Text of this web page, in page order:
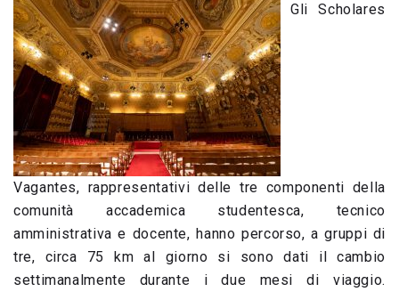
Gli Scholares
Vagantes, rappresentativi delle tre componenti della
comunità accademica studentesca, tecnico
amministrativa e docente, hanno percorso, a gruppi di
tre, circa 75 km al giorno si sono dati il cambio
settimanalmente durante i due mesi di viaggio.